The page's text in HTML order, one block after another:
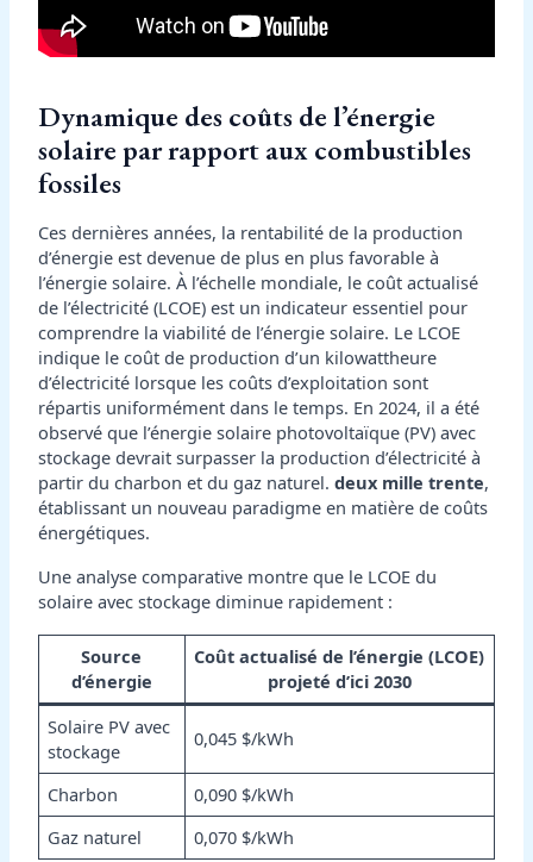
Dynamique des coûts de l’énergie
solaire par rapport aux combustibles
fossiles
Ces dernières années, la rentabilité de la production
d’énergie est devenue de plus en plus favorable à
l’énergie solaire. À l’échelle mondiale, le coût actualisé
de l’électricité (LCOE) est un indicateur essentiel pour
comprendre la viabilité de l’énergie solaire. Le LCOE
indique le coût de production d’un kilowattheure
d’électricité lorsque les coûts d’exploitation sont
répartis uniformément dans le temps. En 2024, il a été
observé que l’énergie solaire photovoltaïque (PV) avec
stockage devrait surpasser la production d’électricité à
partir du charbon et du gaz naturel. deux mille trente,
établissant un nouveau paradigme en matière de coûts
énergétiques.
Une analyse comparative montre que le LCOE du
solaire avec stockage diminue rapidement :
Source
d’énergie
Coût actualisé de l’énergie (LCOE)
projeté d’ici 2030
Solaire PV avec
stockage
0,045 $/kWh
Charbon
0,090 $/kWh
Gaz naturel
0,070 $/kWh